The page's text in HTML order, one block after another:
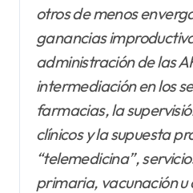
otros de menos
ganancias
administración de las
intermediación en los
farmacias, la
clínicos y la supuesta
“telemedicina”,
primaria, vacunación u